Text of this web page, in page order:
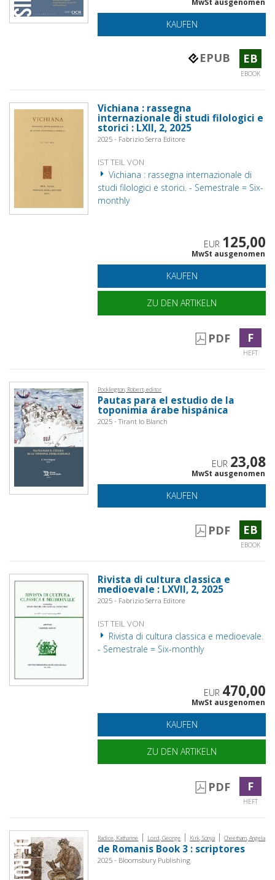
KAUFEN
EPUB EB
EBOOK
Vichiana : rassegna
internazionale di studi filologici e
storici : LXII, 2, 2025
2025 - Fabrizio Serra Editore
IST TEIL VON
Vichiana : rassegna internazionale di
studi filologici e storici. - Semestrale = Six-
monthly
EUR 125,00
MwSt ausgenomen
KAUFEN
ZU DEN ARTIKELN
PDF F
HEFT
Pocklington, Robert, editor
Pautas para el estudio de la
toponimia árabe hispánica
2025 - Tirant lo Blanch
EUR 23,08
MwSt ausgenomen
KAUFEN
PDF EB
EBOOK
Rivista di cultura classica e
medioevale : LXVII, 2, 2025
2025 - Fabrizio Serra Editore
IST TEIL VON
Rivista di cultura classica e medioevale.
- Semestrale = Six-monthly
EUR 470,00
MwSt ausgenomen
KAUFEN
ZU DEN ARTIKELN
PDF F
HEFT
Radice, Katharine | Lord, George | Kirk, Sonya | Cheetham, Angela
de Romanis Book 3 : scriptores
2025 - Bloomsbury Publishing